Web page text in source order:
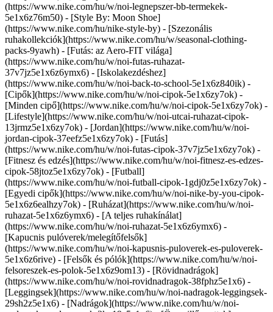
(https://www.nike.com/hu/w/noi-legnepszer-bb-termekek-
5e1x6z76m50) - [Style By: Moon Shoe]
(https://www.nike.com/hu/nike-style-by) - [Szezonális
ruhakollekciók](https://www.nike.com/hu/w/seasonal-clothing-
packs-9yawh) - [Futás: az Aero-FIT világa]
(https://www.nike.com/hu/w/noi-futas-ruhazat-
37v7jz5e1x6z6ymx6) - [Iskolakezdéshez]
(https://www.nike.com/hu/w/noi-back-to-school-5e1x6z840ik) -
[Cipők](https://www.nike.com/hu/w/noi-cipok-5e1x6zy7ok) -
[Minden cipő](https://www.nike.com/hu/w/noi-cipok-5e1x6zy7ok) -
[Lifestyle](https://www.nike.com/hu/w/noi-utcai-ruhazat-cipok-
13jrmz5e1x6zy7ok) - [Jordan](https://www.nike.com/hu/w/noi-
jordan-cipok-37eefz5e1x6zy7ok) - [Futás]
(https://www.nike.com/hu/w/noi-futas-cipok-37v7jz5e1x6zy7ok) -
[Fitnesz és edzés](https://www.nike.com/hu/w/noi-fitnesz-es-edzes-
cipok-58jtoz5e1x6zy7ok) - [Futball]
(https://www.nike.com/hu/w/noi-futball-cipok-1gdj0z5e1x6zy7ok) -
[Egyedi cipők](https://www.nike.com/hu/w/noi-nike-by-you-cipok-
5e1x6z6ealhzy7ok) - [Ruházat](https://www.nike.com/hu/w/noi-
ruhazat-5e1x6z6ymx6) - [A teljes ruhakínálat]
(https://www.nike.com/hu/w/noi-ruhazat-5e1x6z6ymx6) -
[Kapucnis pulóverek/melegítőfelsők]
(https://www.nike.com/hu/w/noi-kapusnis-puloverek-es-puloverek-
5e1x6z6rive) - [Felsők és pólók](https://www.nike.com/hu/w/noi-
felsoreszek-es-polok-5e1x6z9om13) - [Rövidnadrágok]
(https://www.nike.com/hu/w/noi-rovidnadragok-38fphz5e1x6) -
[Leggingsek](https://www.nike.com/hu/w/noi-nadragok-leggingsek-
29sh2z5e1x6) - [Nadrágok](https://www.nike.com/hu/w/noi-